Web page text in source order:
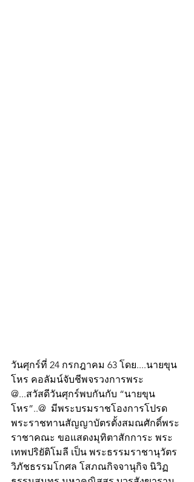
วันศุกร์ที่ 24 กรกฎาคม 63 โดย....นายขุน
โหร คอลัมน์จับชีพจรวงการพระ
@...สวัสดีวันศุกร์พบกันกับ “นายขุน
โหร”..@  มีพระบรมราชโองการโปรด
พระราชทานสัญญาบัตรตั้งสมณศักดิ์พระ
ราชาคณะ ขอแสดงมุทิตาสักการะ พระ
เทพปริยัติโมลี เป็น พระธรรมราชานุวัตร
วิภัชธรรมโกศล โสภณกิจจานุกิจ นิวิฏ